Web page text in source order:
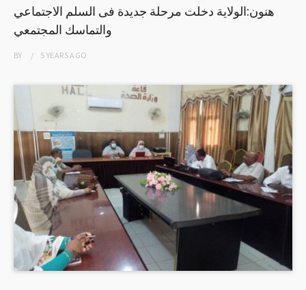
هنون:الولاية دخلت مرحلة جديدة فى السلم الاجتماعي
والتماسك المجتمعي
BY 5 YEARSAGO